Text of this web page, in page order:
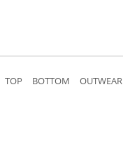
TOP BOTTOM OUTWEAR